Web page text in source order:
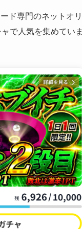
ド専門のネットオリ
で人気を集めていま